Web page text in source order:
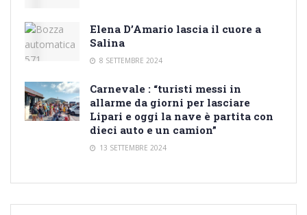
Elena D’Amario lascia il cuore a
Salina
8 SETTEMBRE 2024
Carnevale : “turisti messi in
allarme da giorni per lasciare
Lipari e oggi la nave è partita con
dieci auto e un camion”
13 SETTEMBRE 2024